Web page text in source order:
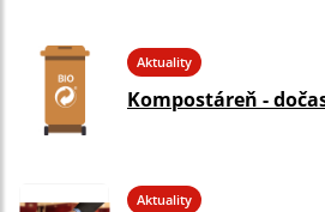
Aktuality
Kompostáreň -
Aktuality